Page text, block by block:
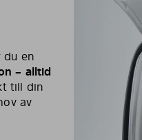
du en
– alltid
till din
av